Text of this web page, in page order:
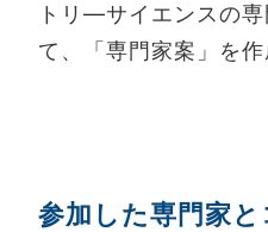
トリ―サイエンスの
て、「専門家案」を作
参加した専門家